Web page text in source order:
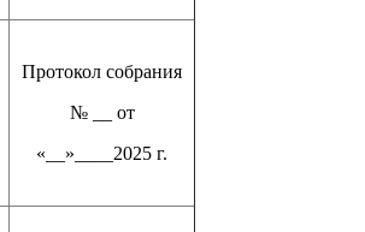
Протокол собрания
№ __ от
«__»____2025 г.